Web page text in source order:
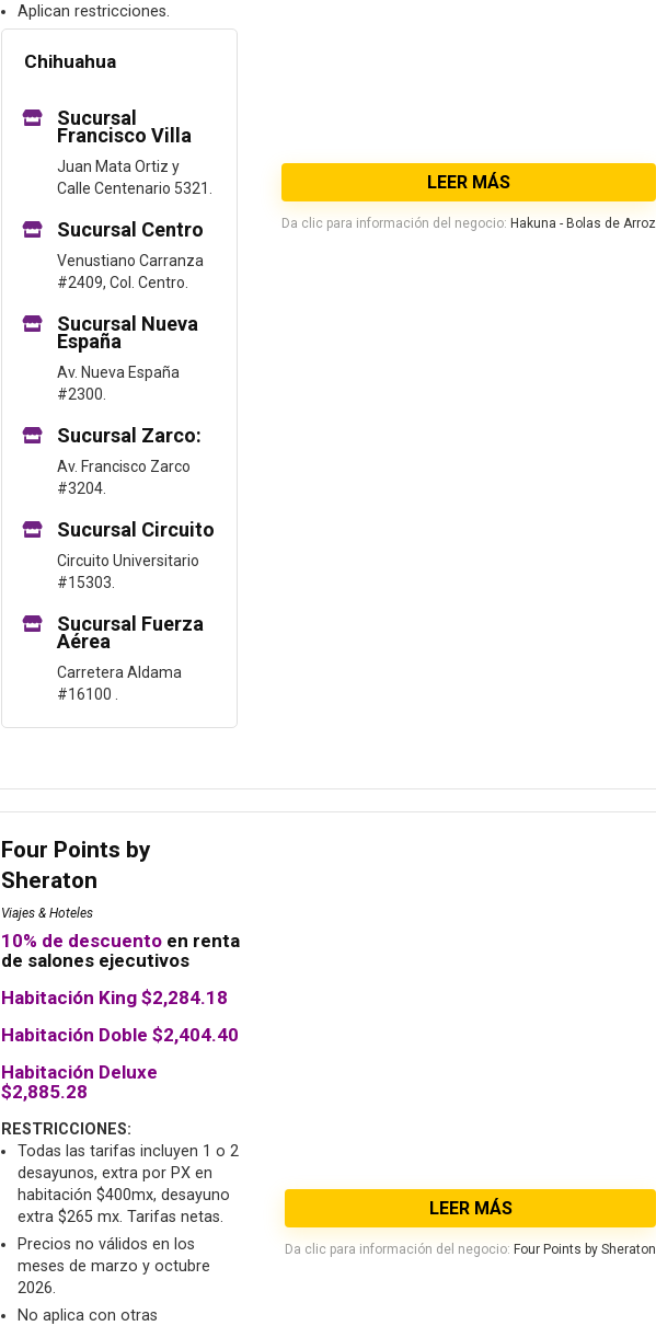
Aplican restricciones.
Chihuahua
Sucursal
Francisco Villa
Juan Mata Ortiz y
Calle Centenario 5321.
Sucursal Centro
Venustiano Carranza
#2409, Col. Centro.
Sucursal Nueva
España
Av. Nueva España
#2300.
Sucursal Zarco:
Av. Francisco Zarco
#3204.
Sucursal Circuito
Circuito Universitario
#15303.
Sucursal Fuerza
Aérea
Carretera Aldama
#16100 .
LEER MÁS
Da clic para información del negocio: Hakuna - Bolas de Arroz
Four Points by
Sheraton
Viajes & Hoteles
10% de descuento en renta
de salones ejecutivos
Habitación King $2,284.18
Habitación Doble $2,404.40
Habitación Deluxe
$2,885.28
RESTRICCIONES:
Todas las tarifas incluyen 1 o 2
desayunos, extra por PX en
habitación $400mx, desayuno
extra $265 mx. Tarifas netas.
Precios no válidos en los
meses de marzo y octubre
2026.
No aplica con otras
LEER MÁS
Da clic para información del negocio: Four Points by Sheraton